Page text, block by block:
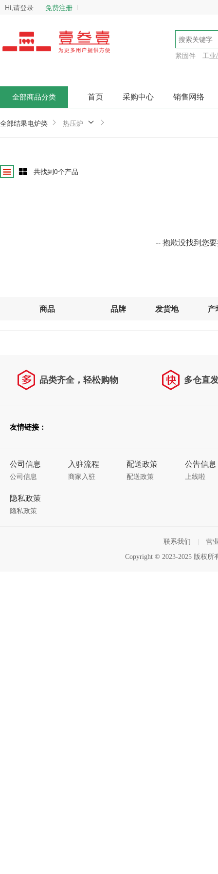
Hi,请登录 免费注册
紧固件 工业
全部商品分类 首页 采购中心 销售网络
全部结果电炉类 热压炉
共找到0个产品
-- 抱歉没找到您
商品 品牌 发货地 产
品类齐全，轻松购物 多仓直
友情链接：
公司信息
公司信息
入驻流程
商家入驻
配送政策
配送政策
公告信息
上线啦
隐私政策
隐私政策
联系我们 营
Copyright © 2023-2025 版权所